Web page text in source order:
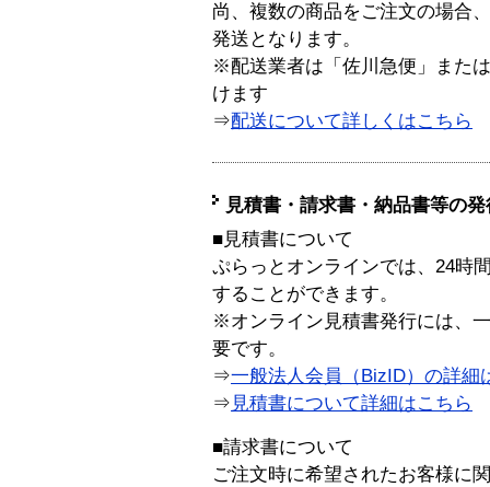
尚、複数の商品をご注文の場合
発送となります。
※配送業者は「佐川急便」また
けます
⇒配送について詳しくはこちら
見積書・請求書・納品書等の
■見積書について
ぷらっとオンラインでは、24時
することができます。
※オンライン見積書発行には、
要です。
⇒一般法人会員（BizID）の詳細
⇒ 見積書について詳細はこちら
■請求書について
ご注文時に希望されたお客様に